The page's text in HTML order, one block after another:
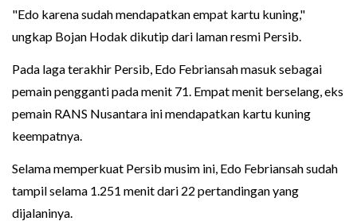
"Edo karena sudah mendapatkan empat kartu kuning,"
ungkap Bojan Hodak dikutip dari laman resmi Persib.
Pada laga terakhir Persib, Edo Febriansah masuk sebagai
pemain pengganti pada menit 71. Empat menit berselang, eks
pemain RANS Nusantara ini mendapatkan kartu kuning
keempatnya.
Selama memperkuat Persib musim ini, Edo Febriansah sudah
tampil selama 1.251 menit dari 22 pertandingan yang
dijalaninya.